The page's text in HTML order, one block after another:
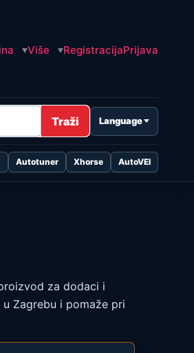
Više RegistracijaPrijava
Traži Language
Autotuner Xhorse AutoVEI
za dodaci i
Zagrebu i pomaže pri